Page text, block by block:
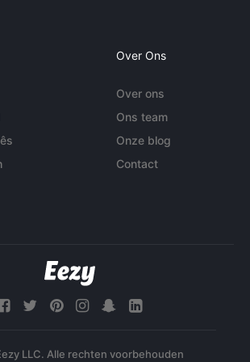
Over Ons
Over ons
Ons team
Onze blog
Contact
LLC. Alle rechten voorbehouden